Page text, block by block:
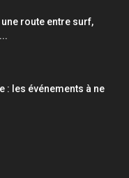
une route entre surf,
: les événements à ne